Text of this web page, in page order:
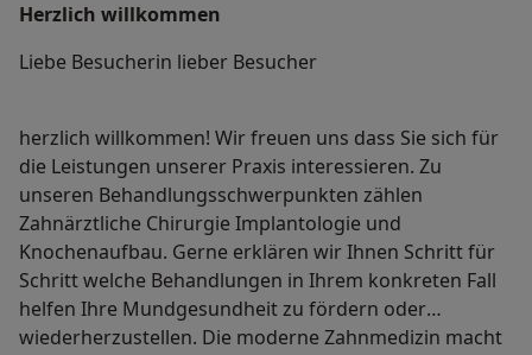
Herzlich willkommen
Liebe Besucherin lieber Besucher
herzlich willkommen! Wir freuen uns dass Sie sich für
die Leistungen unserer Praxis interessieren. Zu
unseren Behandlungsschwerpunkten zählen
Zahnärztliche Chirurgie Implantologie und
Knochenaufbau. Gerne erklären wir Ihnen Schritt für
Schritt welche Behandlungen in Ihrem konkreten Fall
helfen Ihre Mundgesundheit zu fördern oder
wiederherzustellen. Die moderne Zahnmedizin macht